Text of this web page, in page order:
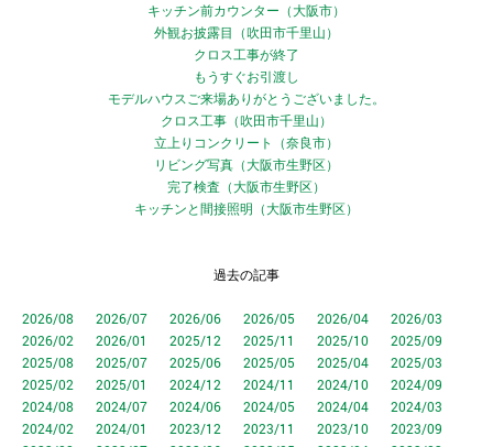
キッチン前カウンター（大阪市）
外観お披露目（吹田市千里山）
クロス工事が終了
もうすぐお引渡し
モデルハウスご来場ありがとうございました。
クロス工事（吹田市千里山）
立上りコンクリート（奈良市）
リビング写真（大阪市生野区）
完了検査（大阪市生野区）
キッチンと間接照明（大阪市生野区）
過去の記事
2026/08 2026/07 2026/06 2026/05 2026/04
2026/03
2026/02
2026/01 2025/12 2025/11 2025/10
2025/09
2025/08
2025/07 2025/06 2025/05 2025/04
2025/03
2025/02
2025/01 2024/12 2024/11 2024/10
2024/09
2024/08
2024/07 2024/06 2024/05 2024/04
2024/03
2024/02
2024/01 2023/12 2023/11 2023/10
2023/09